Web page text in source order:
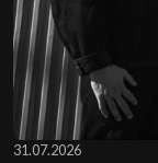
31.07.2026